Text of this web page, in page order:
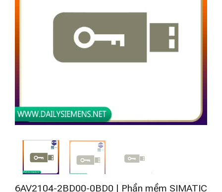
6AV2104-2BD00-0BD0 | Phần mềm SIMATIC